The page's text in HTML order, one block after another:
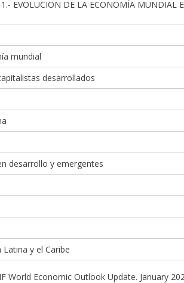
EVOLUCION DE LA ECONOMÍA MUNDIAL
mundial
desarrollados
desarrollo y emergentes
Latina y el Caribe
World Economic Outlook Update. January